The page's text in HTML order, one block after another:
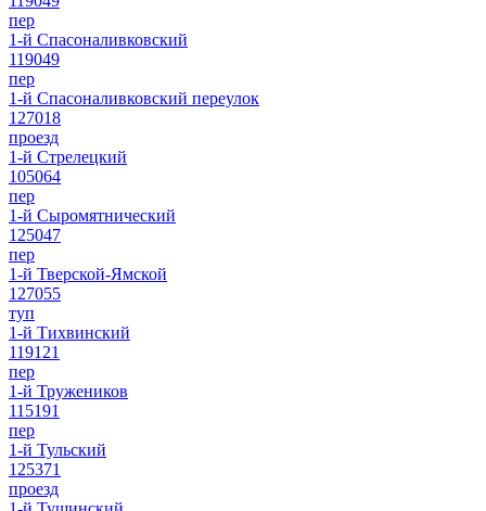
пер
1-й Спасоналивковский
119049
пер
1-й Спасоналивковский переулок
127018
проезд
1-й Стрелецкий
105064
пер
1-й Сыромятнический
125047
пер
1-й Тверской-Ямской
127055
туп
1-й Тихвинский
119121
пер
1-й Тружеников
115191
пер
1-й Тульский
125371
проезд